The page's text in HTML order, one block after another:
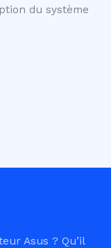
du système
Asus ? Qu’il